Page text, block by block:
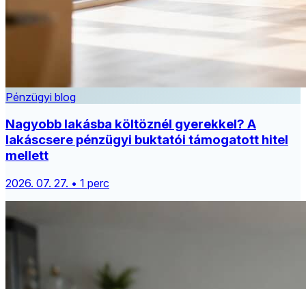
Pénzügyi blog
Nagyobb lakásba költöznél gyerekkel? A
lakáscsere pénzügyi buktatói támogatott hitel
mellett
2026. 07. 27. • 1 perc